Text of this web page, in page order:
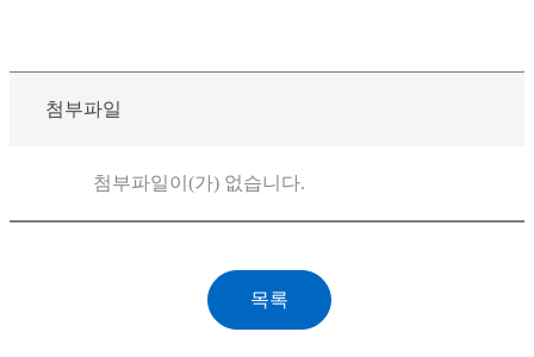
첨부파일
첨부파일이(가) 없습니다.